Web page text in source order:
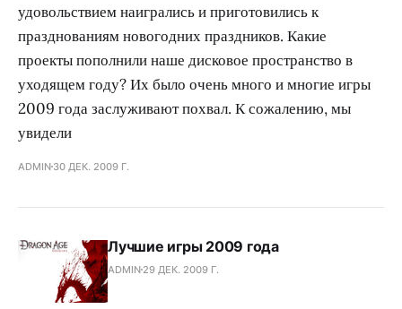
удовольствием наигрались и приготовились к
празднованиям новогодних праздников. Какие
проекты пополнили наше дисковое пространство в
уходящем году? Их было очень много и многие игры
2009 года заслуживают похвал. К сожалению, мы
увидели
ADMIN 30 ДЕК. 2009 Г.
Лучшие игры 2009 года
ADMIN 29 ДЕК. 2009 Г.